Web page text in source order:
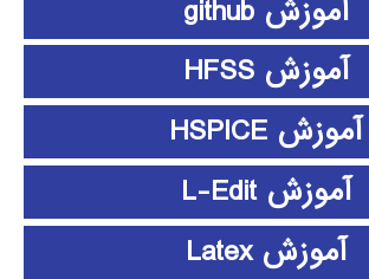
آموزش github
آموزش HFSS
آموزش HSPICE
آموزش L-Edit
آموزش Latex